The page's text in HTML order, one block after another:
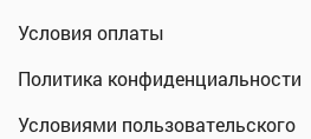
Условия оплаты
Политика конфиденциальности
Условиями пользовательского